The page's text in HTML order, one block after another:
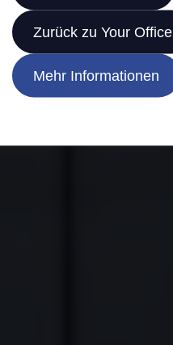
Zurück zu Your Office
Mehr Informationen